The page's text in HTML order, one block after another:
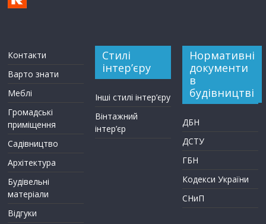
Контакти
Варто знати
Меблі
Громадські
приміщення
Садівництво
Архітектура
Будівельні
матеріали
Відгуки
Стилі
інтер’єру
Інші стилі інтер’єру
Вінтажний
інтер’єр
Нормативні
документи
в
будівництві
ДБН
ДСТУ
ГБН
Кодекси України
СНиП